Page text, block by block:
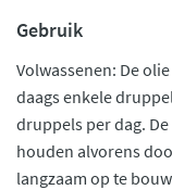
Gebruik
Volwassenen: De
daags enkele
druppels per dag.
houden alvorens
langzaam op te